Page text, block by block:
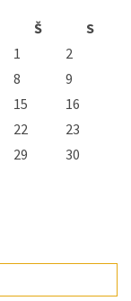
Š
S
1
2
8
9
15
16
22
23
29
30